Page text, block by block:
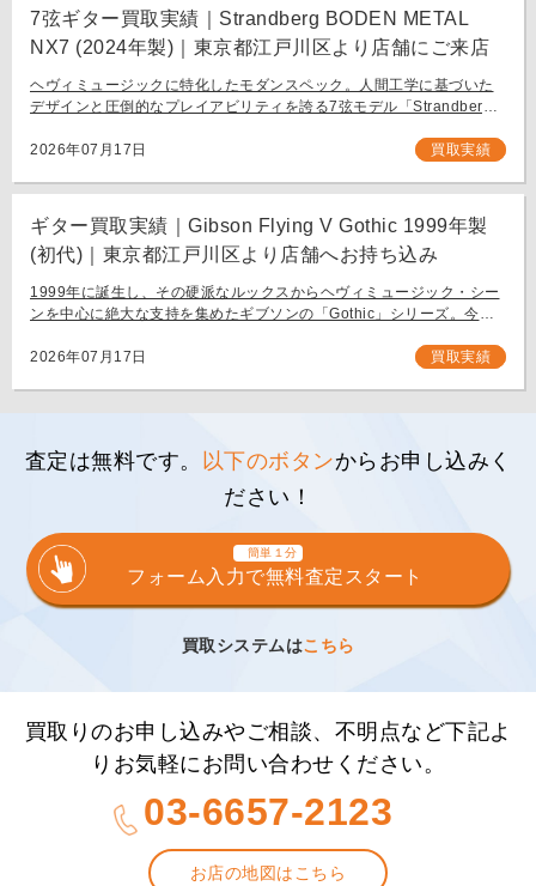
7弦ギター買取実績｜Strandberg BODEN METAL
NX7 (2024年製)｜東京都江戸川区より店舗にご来店
ヘヴィミュージックに特化したモダンスペック。人間工学に基づいた
デザインと圧倒的なプレイアビリティを誇る7弦モデル「Strandberg
タリスト […]
2026年07月17日 買取実績
ギター買取実績｜Gibson Flying V Gothic 1999年製
(初代)｜東京都江戸川区より店舗へお持ち込み
1999年に誕生し、その硬派なルックスからヘヴィミュージック・シー
ンを中心に絶大な支持を集めたギブソンの「Gothic」シリーズ。今回
[…]
2026年07月17日 買取実績
査定は無料です。 以下のボタンからお申し込みく
ださい！
簡単１分
フォーム入力で無料査定スタート
買取システムはこちら
買取りのお申し込みやご相談、不明点など下記よ
りお気軽にお問い合わせください。
03-6657-2123
お店の地図はこちら